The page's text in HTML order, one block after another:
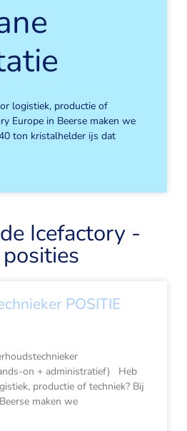
logistiek, productie of
Europe in Beerse maken we
ton kristalhelder ijs dat
Icefactory -
POSITIE
on + administratief) Heb
productie of techniek? Bij
maken we